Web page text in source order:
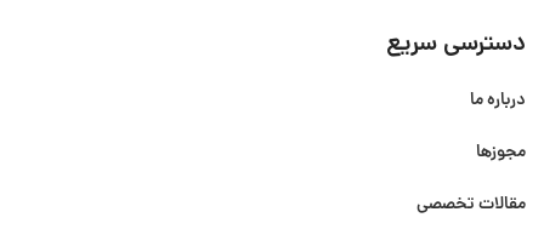
دسترسی سریع
درباره ما
مجوزها
مقالات تخصصی